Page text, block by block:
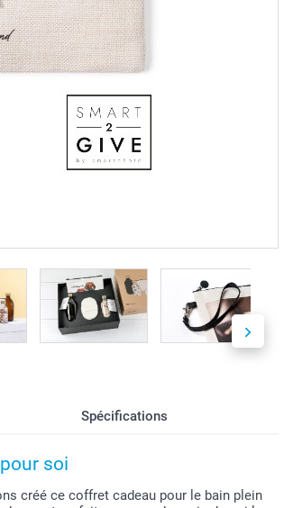
Spécifications
soi
créé ce coffret cadeau pour le bain plein